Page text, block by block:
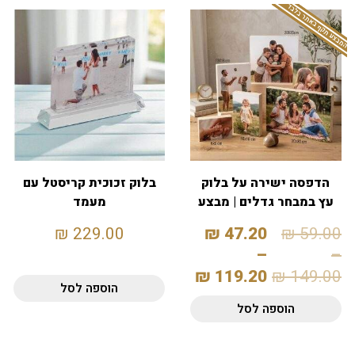
המבצע תקף באתר בלבד
הדפסה ישירה על בלוק
עץ במבחר גדלים | מבצע
59.00
₪
–
149.00
₪
47.20
₪
–
119.20
₪
הוספה לסל
בלוק זכוכית קריסטל עם
מעמד
229.00
₪
הוספה לסל